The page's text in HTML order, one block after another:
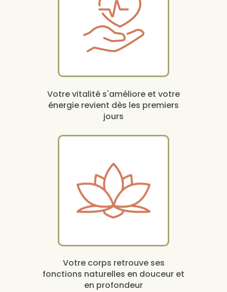
Votre vitalité s'améliore et votre
énergie revient dès les premiers
jours
Votre corps retrouve ses
fonctions naturelles en douceur et
en profondeur